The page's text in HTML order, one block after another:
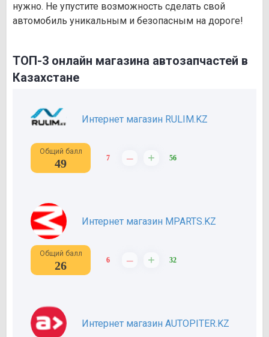
нужно. Не упустите возможность сделать свой
автомобиль уникальным и безопасным на дороге!
ТОП-3 онлайн магазина автозапчастей в
Казахстане
Интернет магазин RULIM.KZ
Общий балл
49 7 – + 56
Интернет магазин MPARTS.KZ
Общий балл
26 6 – + 32
Интернет магазин AUTOPITER.KZ